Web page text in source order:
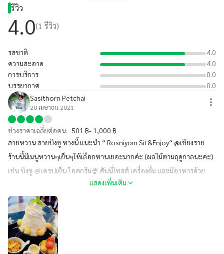
รีวิว
4.0(1 รีวิว)
รสชาติ
4.0
ความสะอาด
4.0
การบริการ
0.0
บรรยากาศ
0.0
Sasithorn Petchai
20 เมษายน 2021
ช่วงราคาเฉลี่ยต่อคน: 501 ฿- 1,000 ฿
สายหวาน สายบิงซู ทางนี้ แนะนำ “ Rosniyom Sit&Enjoy“ @เชียงราย
ร้านนี้มีเมนูหวานๆเย็นๆให้เลือกทานเยอะมากค่ะ (ผลไม้ตามฤดูกาลนะคะ)
เช่น บิงซู 🍧เครปเย็น ไอศกรีม🍨 ฮันนี่โทสต์ เครื่องดื่ม และมีอาหารด้วย
ร้านนี้ตกแต่งน่ารักมาก #ร้านนี้พี่แหม่มมี่แนะนำ #สายหวานเย็น ❄️
แสดงเพิ่มเติม